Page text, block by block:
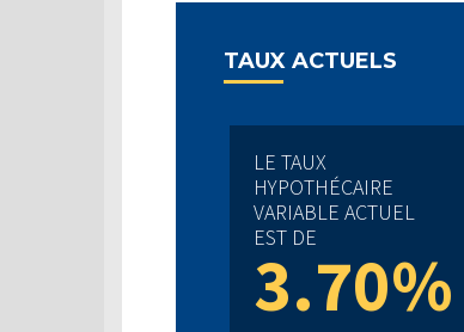
TAUX ACTUELS
LE TAUX
HYPOTHÉCAIRE
VARIABLE ACTUEL
EST DE
3.70%